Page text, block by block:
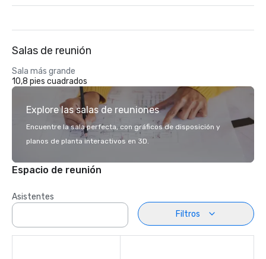
Salas de reunión
Sala más grande
10,8 pies cuadrados
Explore las salas de reuniones
Encuentre la sala perfecta, con gráficos de disposición y
planos de planta interactivos en 3D.
Espacio de reunión
Asistentes
Filtros